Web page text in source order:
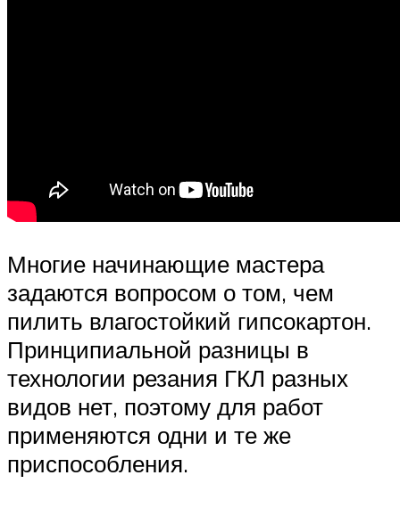
Многие начинающие мастера
задаются вопросом о том, чем
пилить влагостойкий гипсокартон.
Принципиальной разницы в
технологии резания ГКЛ разных
видов нет, поэтому для работ
применяются одни и те же
приспособления.